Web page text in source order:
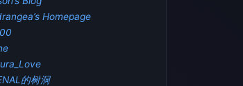
Homepage
的树洞